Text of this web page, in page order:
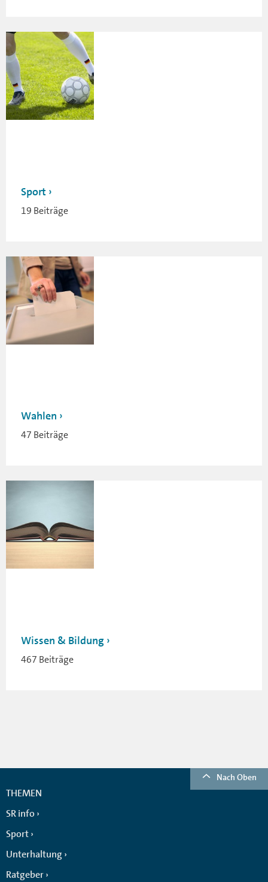
Sport
19 Beiträge
Wahlen
47 Beiträge
Wissen & Bildung
467 Beiträge
Nach Oben
THEMEN
SR info
Sport
Unterhaltung
Ratgeber